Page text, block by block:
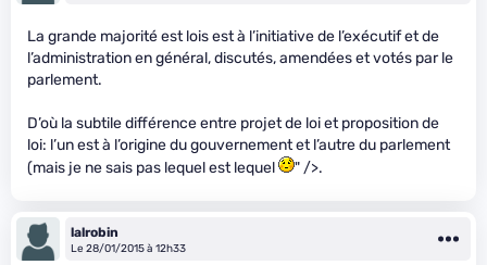
La grande majorité est lois est à l’initiative de l’exécutif et de
l’administration en général, discutés, amendées et votés par le
parlement.
D’où la subtile différence entre projet de loi et proposition de
loi: l’un est à l’origine du gouvernement et l’autre du parlement
(mais je ne sais pas lequel est lequel
" />.
lalrobin
Le 28/01/2015 à 12h33